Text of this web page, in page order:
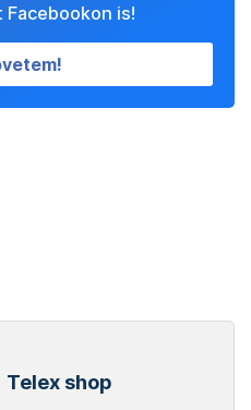
Facebookon is!
Telex shop